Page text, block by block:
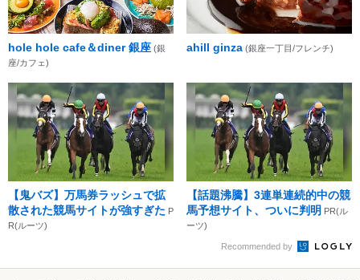
hole hole cafe＆diner 銀座 (銀
座/カフェ)
ahill ginza (銀座一丁目/フレンチ)
【鬼バズ】万馬券ラッシュで拡
散された競馬サイトが強すぎた P
R(ルーツ)
【話題沸騰】3連単連続的中の競
馬予想サイト、ついに判明 PR(ル
ーツ)
Recommended by